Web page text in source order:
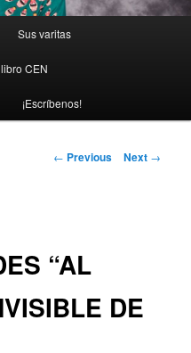
Sus varitas
CEN
¡Escríbenos!
Post
← Previous Next →
“AL
DE